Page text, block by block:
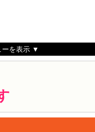
ーを表示 ▼